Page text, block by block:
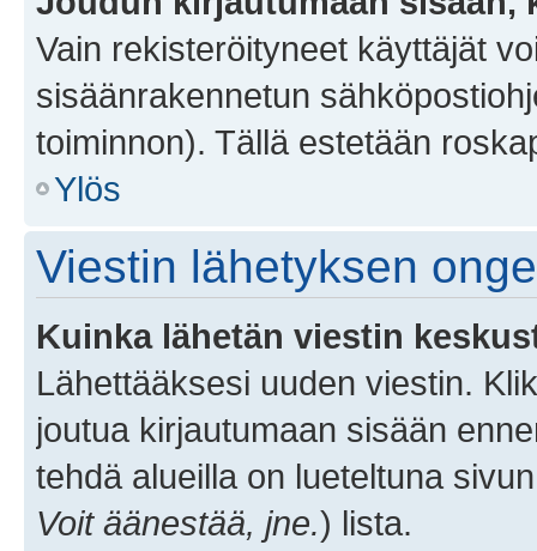
Vain rekisteröityneet käyttäjät
sisäänrakennetun
toiminnon). Tällä estetään
Ylös
Viestin lähetyksen
Kuinka lähetän viestin
Lähettääksesi uuden viestin.
joutua kirjautumaan sisään
tehdä alueilla on lueteltuna
Voit äänestää, jne.) lista.